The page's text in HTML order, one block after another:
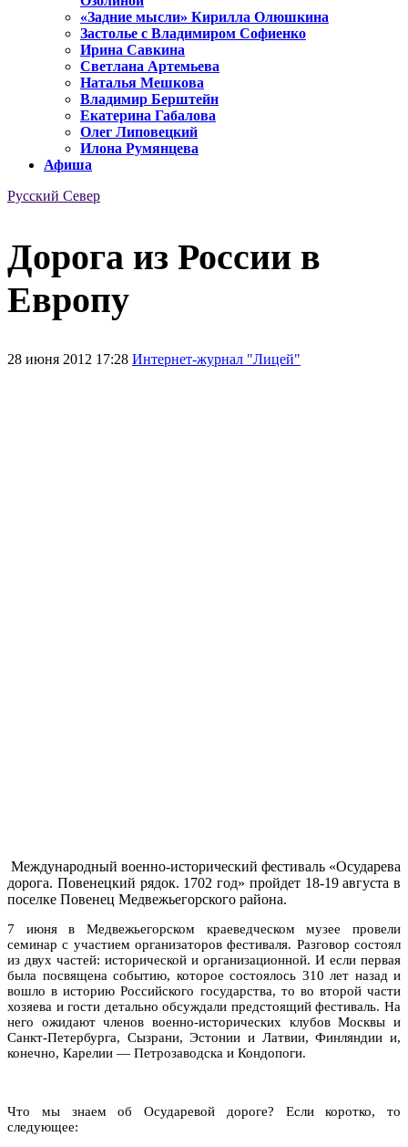
«Задние мысли» Кирилла Олюшкина
Застолье с Владимиром Софиенко
Ирина Савкина
Светлана Артемьева
Наталья Мешкова
Владимир Берштейн
Екатерина Габалова
Олег Липовецкий
Илона Румянцева
Афиша
Русский Север
Дорога из России в
Европу
28 июня 2012 17:28 Интернет-журнал "Лицей"
Международный военно-исторический фестиваль «Осударева
дорога. Повенецкий рядок. 1702 год» пройдет 18-19 августа в
поселке Повенец Медвежьегорского района.
7 июня в Медвежьегорском краеведческом музее провели
семинар с участием организаторов фестиваля. Разговор состоял
из двух частей: исторической и организационной. И если первая
была посвящена событию, которое состоялось 310 лет назад и
вошло в историю Российского государства, то во второй части
хозяева и гости детально обсуждали предстоящий фестиваль. На
него ожидают членов военно-исторических клубов Москвы и
Санкт-Петербурга, Сызрани, Эстонии и Латвии, Финляндии и,
конечно, Карелии — Петрозаводска и Кондопоги.
Что мы знаем об Осударевой дороге? Если коротко, то
следующее: